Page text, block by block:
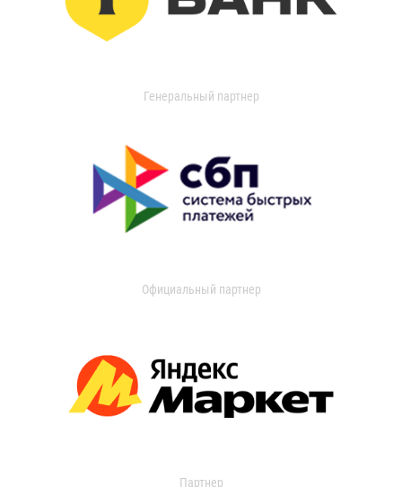
Генеральный партнер
Официальный партнер
Партнер